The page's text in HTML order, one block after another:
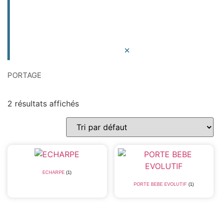
×
PORTAGE
2 résultats affichés
ECHARPE(1)
PORTE BEBE EVOLUTIF(1)